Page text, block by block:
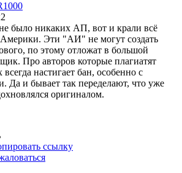
было никаких АП, вот и крали всё
Америки. Эти "АИ" не могут создать
по этому отложат в большой
Про авторов которые плагиатят
настигает бан, особенно с
Да и бывает так переделают, что уже
оригиналом.
ссылку